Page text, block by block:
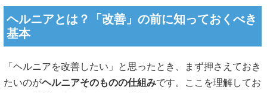
ヘルニアとは？「改善」の前に知っておくべき
基本
「ヘルニアを改善したい」と思ったとき、まず押さえておき
たいのがヘルニアそのものの仕組みです。ここを理解してお